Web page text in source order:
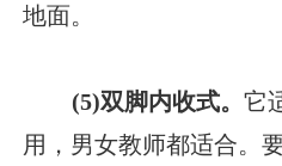
地面。
(5)双脚内收式。它
用，男女教师都适合。